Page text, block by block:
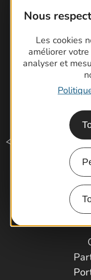
Nous
Les cookies
améliorer
analyser et